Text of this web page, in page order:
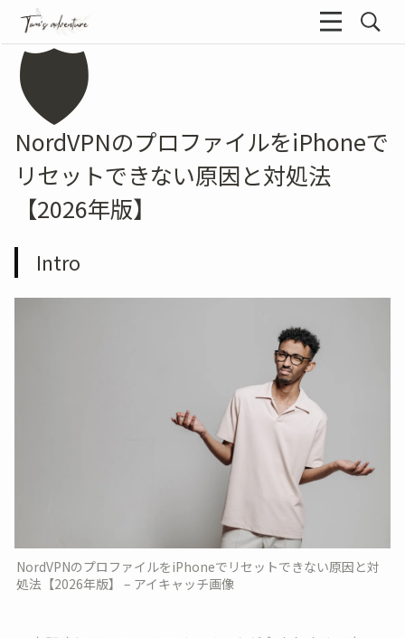
🛡️
NordVPNのプロファイルをiPhoneで
リセットできない原因と対処法
【2026年版】
Intro
NordVPNのプロファイルをiPhoneでリセットできない原因と対
処法【2026年版】 – アイキャッチ画像